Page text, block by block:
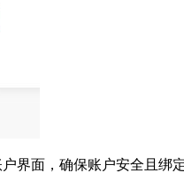
界面，确保账户安全且绑